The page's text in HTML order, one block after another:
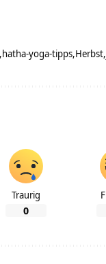
hatha-yoga-tipps Herbst
Traurig
0